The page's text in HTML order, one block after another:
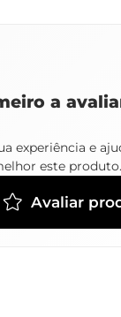
a
experiência e
este produto.
Avaliar